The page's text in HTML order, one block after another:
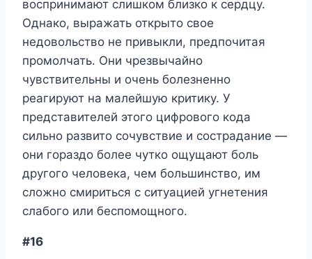
воспринимают слишком близко к сердцу.
Однако, выражать открыто свое
недовольство не привыкли, предпочитая
промолчать. Они чрезвычайно
чувствительны и очень болезненно
реагируют на малейшую критику. У
представителей этого цифрового кода
сильно развито сочувствие и сострадание —
они гораздо более чутко ощущают боль
другого человека, чем большинство, им
сложно смириться с ситуацией угнетения
слабого или беспомощного.
#16